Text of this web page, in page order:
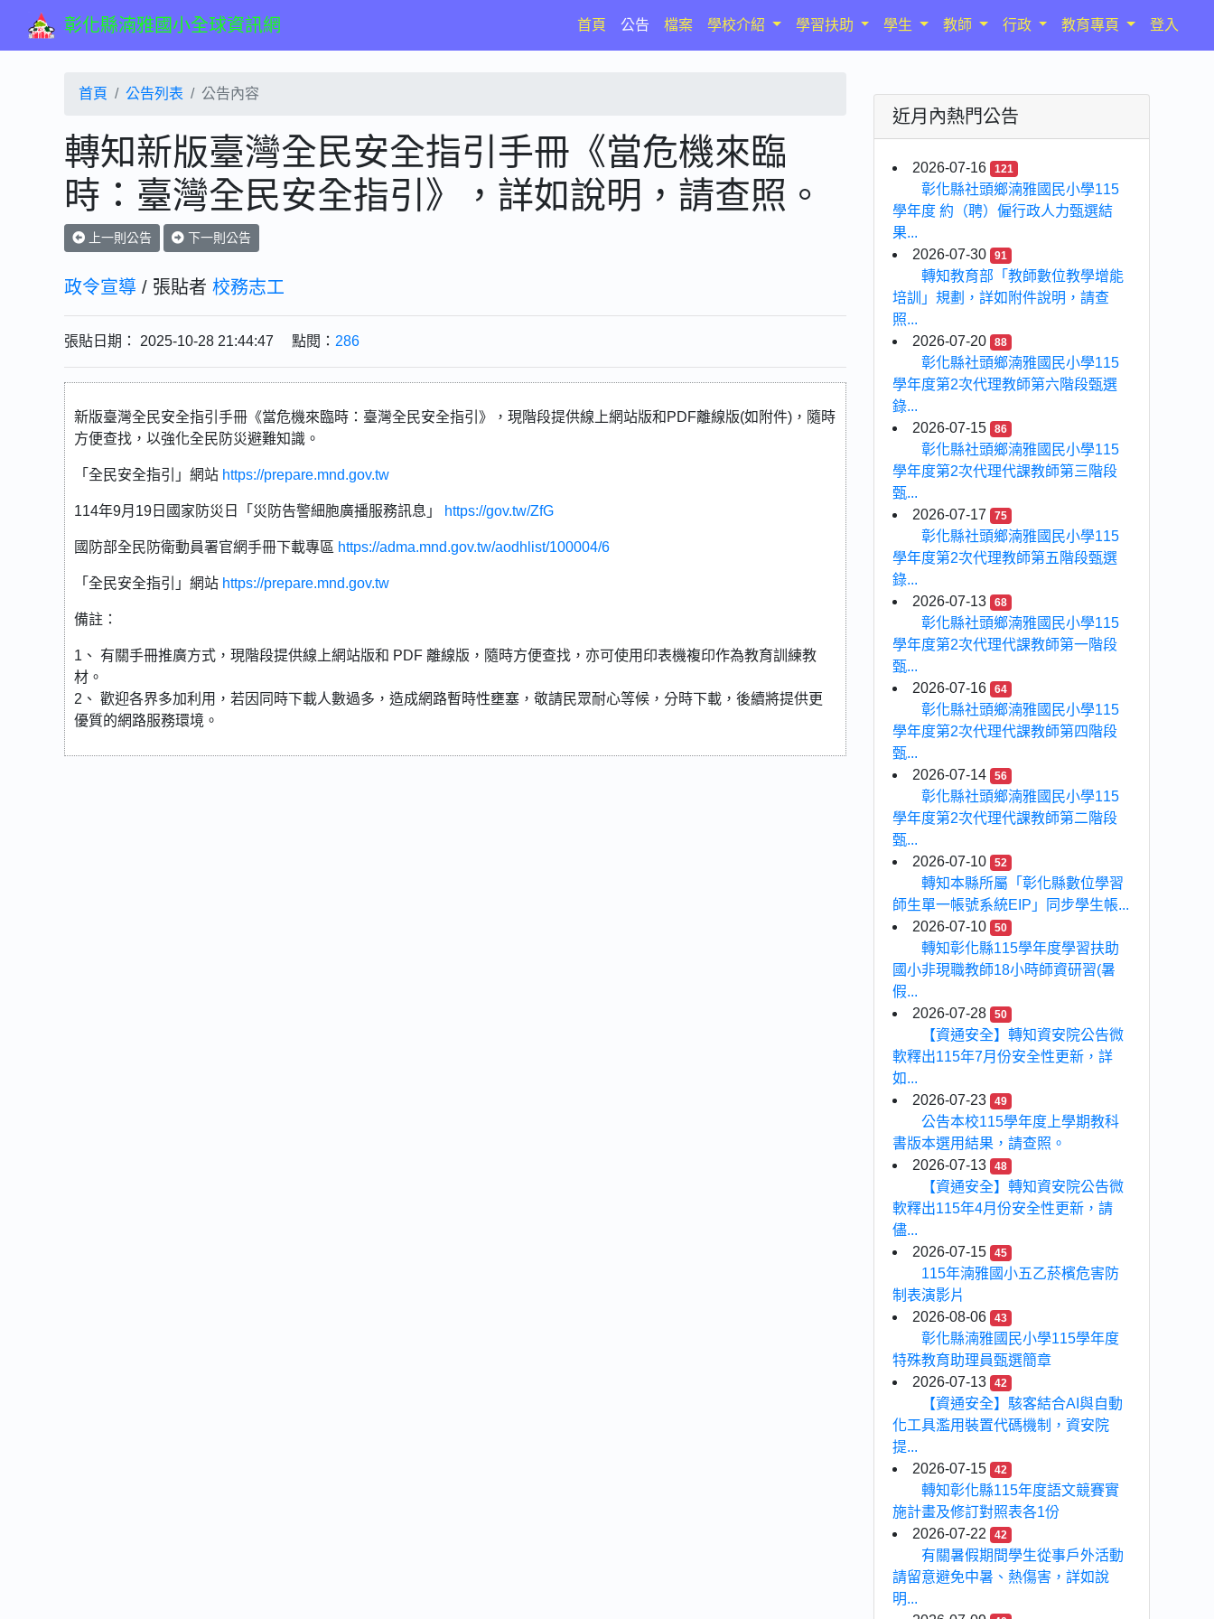
彰化縣湳雅國小全球資訊網 首頁(current)
公告 檔案 學校介紹 學習扶助 學生 教師 行政 教育專頁 登入
首頁 公告列表 公告內容
轉知新版臺灣全民安全指引手冊《當危機來臨
時：臺灣全民安全指引》，詳如說明，請查照。
上一則公告 下一則公告
政令宣導 / 張貼者 校務志工
張貼日期： 2025-10-28 21:44:47 點閱： 286
新版臺灣全民安全指引手冊《當危機來臨時：臺灣全民安全指引》，現階段提供線上網站版和PDF離線版(如附件)，隨時
方便查找，以強化全民防災避難知識。
「全民安全指引」網站 https://prepare.mnd.gov.tw
114年9月19日國家防災日「災防告警細胞廣播服務訊息」 https://gov.tw/ZfG
國防部全民防衛動員署官網手冊下載專區 https://adma.mnd.gov.tw/aodhlist/100004/6
「全民安全指引」網站 https://prepare.mnd.gov.tw
備註：
1、 有關手冊推廣方式，現階段提供線上網站版和 PDF 離線版，隨時方便查找，亦可使用印表機複印作為教育訓練教
材。
2、 歡迎各界多加利用，若因同時下載人數過多，造成網路暫時性壅塞，敬請民眾耐心等候，分時下載，後續將提供更
優質的網路服務環境。
近月內熱門公告
2026-07-16 121
彰化縣社頭鄉湳雅國民小學115
學年度 約（聘）僱行政人力甄選結
果...
2026-07-30
91
轉知教育部「教師數位教學增能
培訓」規劃，詳如附件說明，請查
照...
2026-07-20
88
彰化縣社頭鄉湳雅國民小學115
學年度第2次代理教師第六階段甄選
錄...
2026-07-15
86
彰化縣社頭鄉湳雅國民小學115
學年度第2次代理代課教師第三階段
甄...
2026-07-17
75
彰化縣社頭鄉湳雅國民小學115
學年度第2次代理教師第五階段甄選
錄...
2026-07-13
68
彰化縣社頭鄉湳雅國民小學115
學年度第2次代理代課教師第一階段
甄...
2026-07-16
64
彰化縣社頭鄉湳雅國民小學115
學年度第2次代理代課教師第四階段
甄...
2026-07-14
56
彰化縣社頭鄉湳雅國民小學115
學年度第2次代理代課教師第二階段
甄...
2026-07-10
52
轉知本縣所屬「彰化縣數位學習
師生單一帳號系統EIP」同步學生帳...
2026-07-10
50
轉知彰化縣115學年度學習扶助
國小非現職教師18小時師資研習(暑
假...
2026-07-28
50
【資通安全】轉知資安院公告微
軟釋出115年7月份安全性更新，詳
如...
2026-07-23
49
公告本校115學年度上學期教科
書版本選用結果，請查照。
2026-07-13
48
【資通安全】轉知資安院公告微
軟釋出115年4月份安全性更新，請
儘...
2026-07-15
45
115年湳雅國小五乙菸檳危害防
制表演影片
2026-08-06
43
彰化縣湳雅國民小學115學年度
特殊教育助理員甄選簡章
2026-07-13
42
【資通安全】駭客結合AI與自動
化工具濫用裝置代碼機制，資安院
提...
2026-07-15
42
轉知彰化縣115年度語文競賽實
施計畫及修訂對照表各1份
2026-07-22
42
有關暑假期間學生從事戶外活動
請留意避免中暑、熱傷害，詳如說
明...